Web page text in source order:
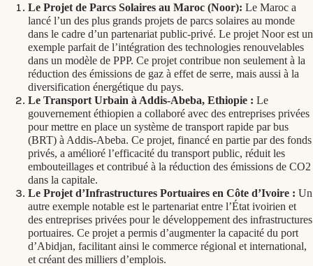
Le Projet de Parcs Solaires au Maroc (Noor): Le Maroc a
lancé l’un des plus grands projets de parcs solaires au monde
dans le cadre d’un partenariat public-privé. Le projet Noor est un
exemple parfait de l’intégration des technologies renouvelables
dans un modèle de PPP. Ce projet contribue non seulement à la
réduction des émissions de gaz à effet de serre, mais aussi à la
diversification énergétique du pays.
Le Transport Urbain à Addis-Abeba, Ethiopie : Le
gouvernement éthiopien a collaboré avec des entreprises privées
pour mettre en place un système de transport rapide par bus
(BRT) à Addis-Abeba. Ce projet, financé en partie par des fonds
privés, a amélioré l’efficacité du transport public, réduit les
embouteillages et contribué à la réduction des émissions de CO2
dans la capitale.
Le Projet d’Infrastructures Portuaires en Côte d’Ivoire : Un
autre exemple notable est le partenariat entre l’État ivoirien et
des entreprises privées pour le développement des infrastructures
portuaires. Ce projet a permis d’augmenter la capacité du port
d’Abidjan, facilitant ainsi le commerce régional et international,
et créant des milliers d’emplois.